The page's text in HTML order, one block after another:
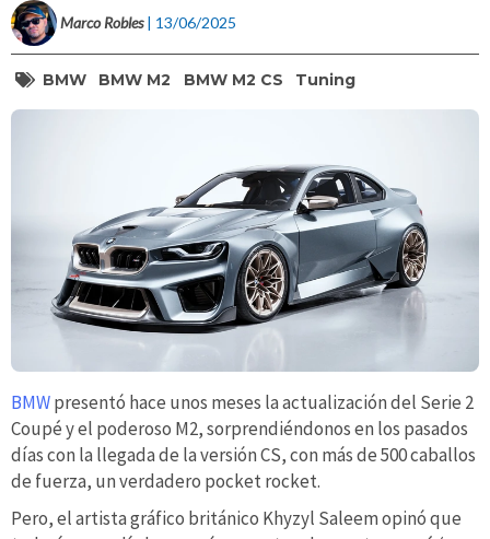
Marco Robles | 13/06/2025
BMW BMW M2 BMW M2 CS Tuning
BMWpresentó hace unos meses la actualización del Serie 2
Coupé y el poderoso M2, sorprendiéndonos en los pasados
días con la llegada de la versión CS, con más de 500 caballos
de fuerza, un verdadero pocket rocket.
Pero, el artista gráfico británico Khyzyl Saleem opinó que